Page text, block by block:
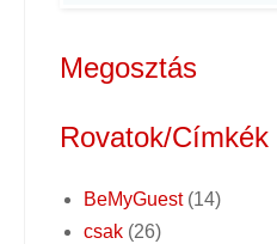
Megosztás
Rovatok/Címkék
BeMyGuest (14)
csak (26)